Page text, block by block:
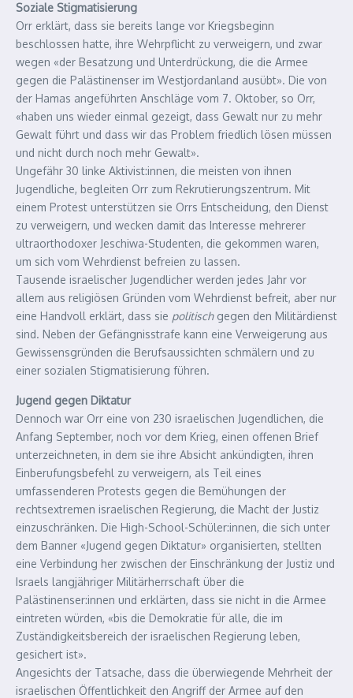
Soziale Stigmatisierung
Orr erklärt, dass sie bereits lange vor Kriegsbeginn
beschlossen hatte, ihre Wehrpflicht zu verweigern, und zwar
wegen «der Besatzung und Unterdrückung, die die Armee
gegen die Palästinenser im Westjordanland ausübt». Die von
der Hamas angeführten Anschläge vom 7. Oktober, so Orr,
«haben uns wieder einmal gezeigt, dass Gewalt nur zu mehr
Gewalt führt und dass wir das Problem friedlich lösen müssen
und nicht durch noch mehr Gewalt».
Ungefähr 30 linke Aktivist:innen, die meisten von ihnen
Jugendliche, begleiten Orr zum Rekrutierungszentrum. Mit
einem Protest unterstützen sie Orrs Entscheidung, den Dienst
zu verweigern, und wecken damit das Interesse mehrerer
ultraorthodoxer Jeschiwa-Studenten, die gekommen waren,
um sich vom Wehrdienst befreien zu lassen.
Tausende israelischer Jugendlicher werden jedes Jahr vor
allem aus religiösen Gründen vom Wehrdienst befreit, aber nur
eine Handvoll erklärt, dass sie politischgegen den Militärdienst
sind. Neben der Gefängnisstrafe kann eine Verweigerung aus
Gewissensgründen die Berufsaussichten schmälern und zu
einer sozialen Stigmatisierung führen.
Jugend gegen Diktatur
Dennoch war Orr eine von 230 israelischen Jugendlichen, die
Anfang September, noch vor dem Krieg, einen offenen Brief
unterzeichneten, in dem sie ihre Absicht ankündigten, ihren
Einberufungsbefehl zu verweigern, als Teil eines
umfassenderen Protests gegen die Bemühungen der
rechtsextremen israelischen Regierung, die Macht der Justiz
einzuschränken. Die High-School-Schüler:innen, die sich unter
dem Banner «Jugend gegen Diktatur» organisierten, stellten
eine Verbindung her zwischen der Einschränkung der Justiz und
Israels langjähriger Militärherrschaft über die
Palästinenser:innen und erklärten, dass sie nicht in die Armee
eintreten würden, «bis die Demokratie für alle, die im
Zuständigkeitsbereich der israelischen Regierung leben,
gesichert ist».
Angesichts der Tatsache, dass die überwiegende Mehrheit der
israelischen Öffentlichkeit den Angriff der Armee auf den